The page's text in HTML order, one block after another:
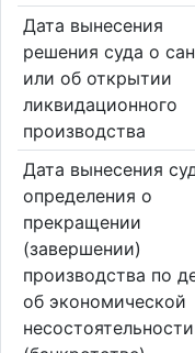
Дата вынесения
решения суда о
или об открытии
ликвидационного
производства
Дата вынесения
определения о
прекращении
(завершении)
производства по
об экономической
несостоятельности